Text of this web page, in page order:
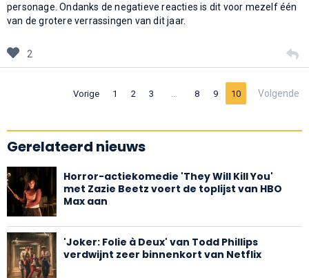
personage. Ondanks de negatieve reacties is dit voor mezelf één
van de grotere verrassingen van dit jaar.
2
Vorige 1 2 3 8 9 10 Volgende
Gerelateerd nieuws
Horror-actiekomedie 'They Will Kill You'
met Zazie Beetz voert de toplijst van HBO
Max aan
'Joker: Folie à Deux' van Todd Phillips
verdwijnt zeer binnenkort van Netflix